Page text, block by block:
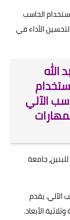
الحاسب
الأداء في
الله
الآلي
جامعة
الآلي. يقدم
وثلاثية الأبعاد.